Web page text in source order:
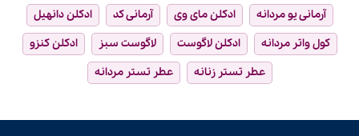
آرمانی یو مردانه
ادکلن مای وی آرمانی کد
ادکلن دانهیل
کول واتر مردانه
ادکلن لاگوست لاگوست سبز
ادکلن کنزو
عطر تستر زنانه
عطر تستر مردانه